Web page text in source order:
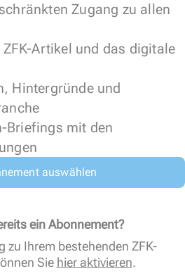
Zugang zu allen
Artikel und das digitale
Hintergründe und
Briefings mit den
auswählen
ein Abonnement?
zu Ihrem bestehenden ZFK-
Sie hier aktivieren.